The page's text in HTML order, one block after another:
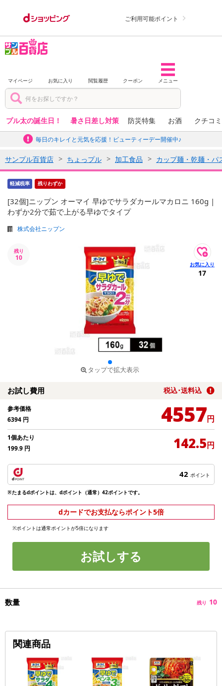
ご利用可能ポイント
マイページ お気に入り 閲覧履歴 クーポン メニュー
プル太の誕生日！ 暑さ日差し対策 防災特集 お酒 クチコ
毎日のキレイと元気を応援！ビューティーデー開催中♪
サンプル百貨店 ちょっプル 加工食品 カップ麺・乾麺・パ
軽減税率 残りわずか
[32個]ニップン オーマイ 早ゆでサラダカールマカロニ 160g |
わずか2分で茹で上がる早ゆでタイプ
株式会社ニップン
残り
10
タップで拡大表示
17
お試し費用 税込･送料込
参考価格
6394 円 4557円
1個あたり
199.9 円 142.5円
42 ポイント
※たまるdポイントは、dポイント（通常）42ポイントです。
dカードでお支払ならポイント5倍
※ポイントは通常ポイントが5倍になります
お試しする
数量 残り 10
関連商品